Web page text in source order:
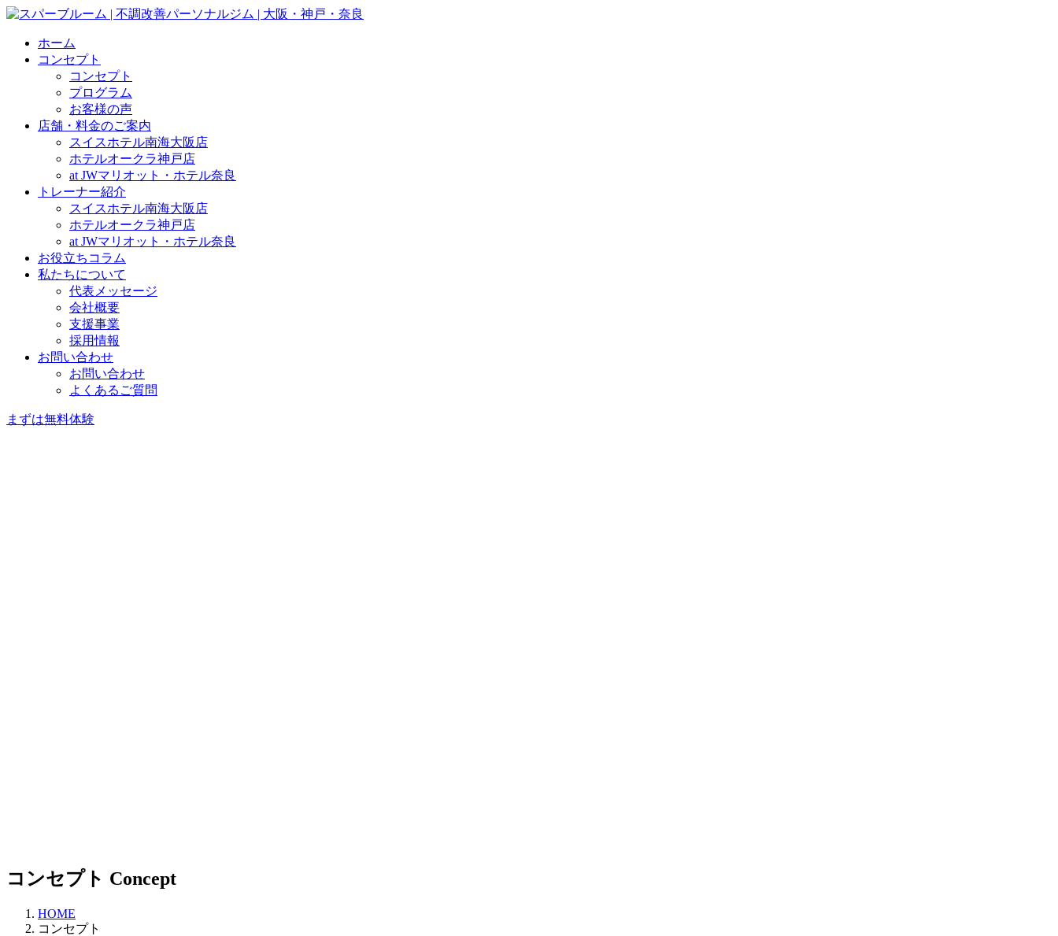
ホーム
コンセプト
コンセプト
プログラム
お客様の声
店舗・料金のご案内
スイスホテル南海大阪店
ホテルオークラ神戸店
at JWマリオット・ホテル奈良
トレーナー紹介
スイスホテル南海大阪店
ホテルオークラ神戸店
at JWマリオット・ホテル奈良
お役立ちコラム
私たちについて
代表メッセージ
会社概要
支援事業
採用情報
お問い合わせ
お問い合わせ
よくあるご質問
まずは無料体験
コンセプト Concept
HOME
コンセプト